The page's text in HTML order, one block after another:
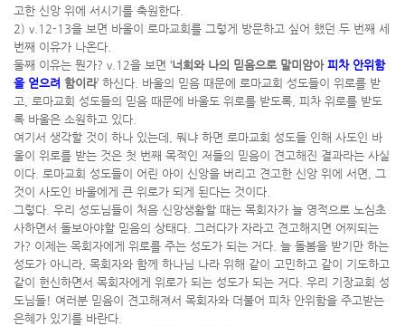
고한 신앙 위에 서시기를 축원한다.
2) v.12-13을 보면 바울이 로마교회를 그렇게 방문하고 싶어 했던 두 번째 세
번째 이유가 나온다.
둘째 이유는 뭔가? v.12을 보면 ‘너희와 나의 믿음으로 말미암아 피차 안위함
을 얻으려 함이라’ 하신다. 바울의 믿음 때문에 로마교회 성도들이 위로를 받
고, 로마교회 성도들의 믿음 때문에 바울도 위로를 받도록, 피차 위로를 받도
록 바울은 소원하고 있다.
여기서 생각할 것이 하나 있는데, 뭐냐 하면 로마교회 성도들 인해 사도인 바
울이 위로를 받는 것은 첫 번째 목적인 저들의 믿음이 견고해진 결과라는 사실
이다. 로마교회 성도들이 어린 아이 신앙을 버리고 견고한 신앙 위에 서면, 그
것이 사도인 바울에게 큰 위로가 되게 된다는 것이다.
그렇다. 우리 성도님들이 처음 신앙생활할 때는 목회자가 늘 영적으로 노심초
사하면서 돌보아야할 믿음의 상태다. 그러다가 자라고 견고해지면 어찌되는
가? 이제는 목회자에게 위로를 주는 성도가 되는 거다. 늘 돌봄을 받기만 하는
성도가 아니라, 목회자와 함께 하나님 나라 위해 같이 고민하고 같이 기도하고
같이 헌신하면서 목회자에게 위로가 되는 성도가 되는 거다. 우리 기장교회 성
도님들! 여러분 믿음이 견고해져서 목회자와 더불어 피차 안위함을 주고받는
은혜가 있기를 바란다.